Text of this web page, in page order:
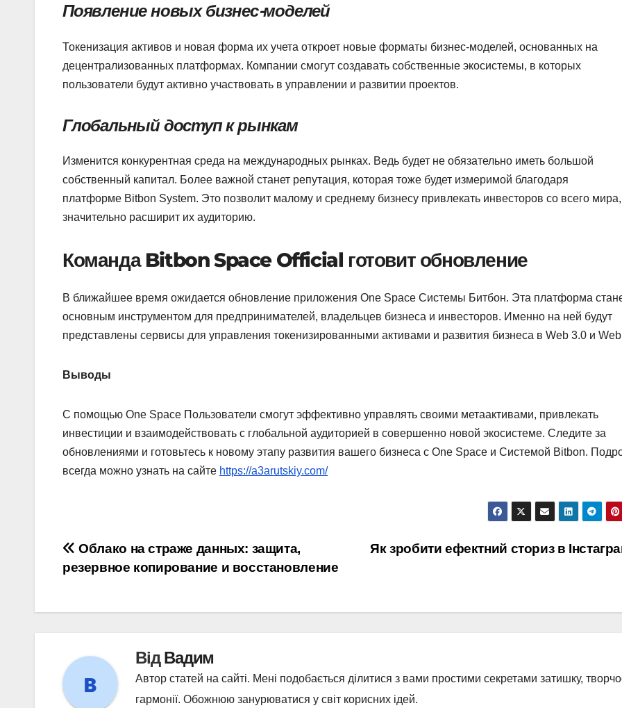
Появление новых бизнес-моделей
Токенизация активов и новая форма их учета откроет новые форматы бизнес-моделей, основанных на
децентрализованных платформах. Компании смогут создавать собственные экосистемы, в которых
пользователи будут активно участвовать в управлении и развитии проектов.
Глобальный доступ к рынкам
Изменится конкурентная среда на международных рынках. Ведь будет не обязательно иметь большой
собственный капитал. Более важной станет репутация, которая тоже будет измеримой благодаря
платформе Bitbon System. Это позволит малому и среднему бизнесу привлекать инвесторов со всего мира,
значительно расширит их аудиторию.
Команда Bitbon Space Official готовит обновление
В ближайшее время ожидается обновление приложения One Space Системы Битбон. Эта платформа
основным инструментом для предпринимателей, владельцев бизнеса и инвесторов. Именно на ней будут
представлены сервисы для управления токенизированными активами и развития бизнеса в Web 3.0 и
Выводы
С помощью One Space Пользователи смогут эффективно управлять своими метаактивами, привлекать
инвестиции и взаимодействовать с глобальной аудиторией в совершенно новой экосистеме. Следите за
обновлениями и готовьтесь к новому этапу развития вашего бизнеса с One Space и Системой Bitbon.
всегда можно узнать на сайте https://a3arutskiy.com/
Навігація
записів
Як зробити ефектний сториз в
Облако на страже данных: защита,
резервное копирование и восстановление
ВідВадим
Автор статей на сайті. Мені подобається ділитися з вами простими секретами затишку,
гармонії. Обожнюю занурюватися у світ корисних ідей.